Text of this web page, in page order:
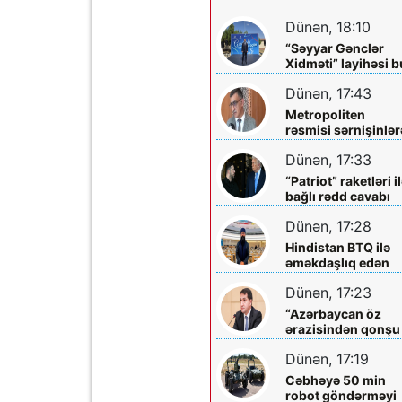
Dünən, 18:10
“Səyyar Gənclər
Xidməti” layihəsi
dəfə
Dünən, 17:43
Metropoliten
rəsmisi
çıxış yolu göstərdi
Dünən, 17:33
“Patriot” raketləri
bağlı rədd cavabı
aldı
Dünən, 17:28
Hindistan BTQ ilə
əməkdaşlıq edən
hüquq
təhdid edib
Dünən, 17:23
“Azərbaycan öz
ərazisindən qonşu
ölkəyə qarşı
olunmasına icazə
verməz”
Dünən, 17:19
Cəbhəyə 50 min
robot göndərməyi